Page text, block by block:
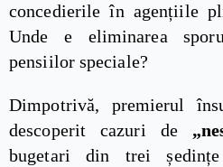
concedierile în agențiile
Unde e eliminarea
pensiilor speciale?
Dimpotrivă, premierul
descoperit cazuri de
bugetari din trei